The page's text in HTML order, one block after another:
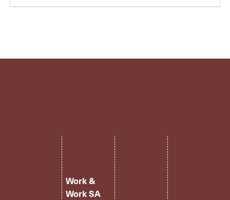
FR
Work &
Work SA